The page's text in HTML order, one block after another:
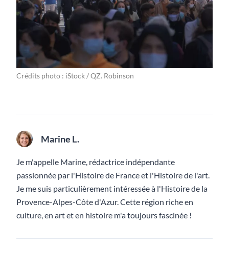
Crédits photo : iStock / QZ. Robinson
Marine L.
Je m'appelle Marine, rédactrice indépendante
passionnée par l'Histoire de France et l'Histoire de l'art.
Je me suis particulièrement intéressée à l'Histoire de la
Provence-Alpes-Côte d'Azur. Cette région riche en
culture, en art et en histoire m'a toujours fascinée !